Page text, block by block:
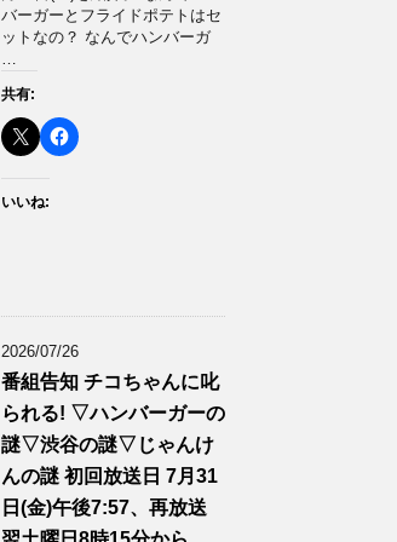
バーガーとフライドポテトはセ
ットなの？ なんでハンバーガ
…
共有:
いいね:
2026/07/26
番組告知 チコちゃんに叱
られる! ▽ハンバーガーの
謎▽渋谷の謎▽じゃんけ
んの謎 初回放送日 7月31
日(金)午後7:57、再放送